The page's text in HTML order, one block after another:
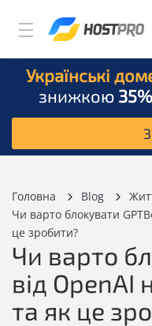
Українські
знижкою 35%
Головна Blog
Чи варто блокувати
це зробити?
Чи варто
від OpenAI
та як це